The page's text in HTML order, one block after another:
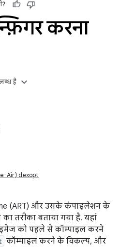
करना
है
Air) dexopt
(ART) और उसके कंपाइलेशन के
तरीका बताया गया है. यहां
इमेज को पहले से कॉम्पाइल करने
कॉम्पाइल करने के विकल्प, और